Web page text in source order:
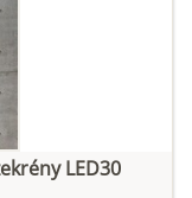
zöld
LED30